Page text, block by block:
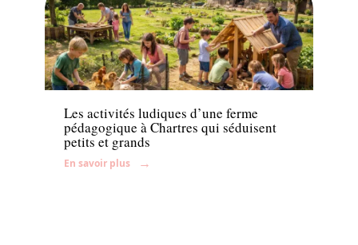
Enfant
Les activités ludiques d’une ferme
pédagogique à Chartres qui séduisent
petits et grands
En savoir plus